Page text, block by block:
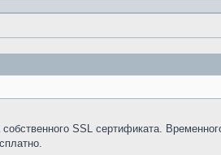
SSL сертификата.